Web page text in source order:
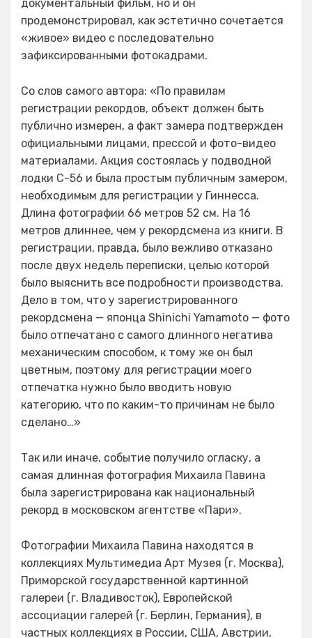
документальный фильм, но и он
продемонстрировал, как эстетично сочетается
«живое» видео с последовательно
зафиксированными фотокадрами.
Со слов самого автора: «По правилам
регистрации рекордов, объект должен быть
публично измерен, а факт замера подтвержден
официальными лицами, прессой и фото-видео
материалами. Акция состоялась у подводной
лодки С-56 и была простым публичным замером,
необходимым для регистрации у Гиннесса.
Длина фотографии 66 метров 52 см. На 16
метров длиннее, чем у рекордсмена из книги. В
регистрации, правда, было вежливо отказано
после двух недель переписки, целью которой
было выяснить все подробности производства.
Дело в том, что у зарегистрированного
рекордсмена — японца Shinichi Yamamoto — фото
было отпечатано с самого длинного негатива
механическим способом, к тому же он был
цветным, поэтому для регистрации моего
отпечатка нужно было вводить новую
категорию, что по каким-то причинам не было
сделано…»
Так или иначе, событие получило огласку, а
самая длинная фотография Михаила Павина
была зарегистрирована как национальный
рекорд в московском агентстве «Пари».
Фотографии Михаила Павина находятся в
коллекциях Мультимедиа Арт Музея (г. Москва),
Приморской государственной картинной
галереи (г. Владивосток), Европейской
ассоциации галерей (г. Берлин, Германия), в
частных коллекциях в России, США, Австрии,